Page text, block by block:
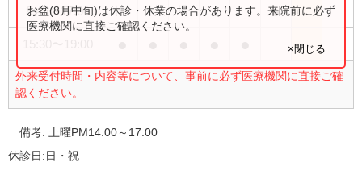
8:45〜17:00 ●
外来受付時間・内容等について、事前に必ず医療機関に直接ご確
認ください。
お盆(8月中旬)は休診・休業の場合があります。来院前に必ず
医療機関に直接ご確認ください。
×閉じる
備考: 土曜PM14:00～17:00
休診日:日・祝